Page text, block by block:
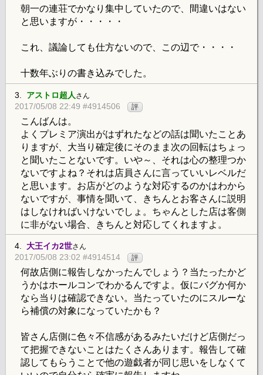
朝一の連荘でかなり集中していたので、間違いはない
と思いますが・・・・・
これ、議論しても仕方ないので、この辺で・・・・
十数年ぶりの書き込みでした。
3. アストロ超人 さん
2017/05/08 22:49 #4914506 評
こんばんは。
よくプレミア演出がはずれたなどの話は聞いたことあ
りますが、大当り確定後にそのまま次の回転はちょっ
と聞いたことないです。いや～、それは心の整理つか
ないですよね？それは店員さんに言っていいレベルだ
と思います。お店がどのような対応するのかはわから
ないですが、事情を聞いて、きちんとお客さんに説明
はしなければいけないでしょ。ちゃんとした店は客側
に非がない場合、きちんと対応してくれますよ。
4. 大王イカ2世さん
2017/05/08 23:02 #4914514 評
何故店側に報告しなかったんでしょう？当たったかど
うかはホールコンでわかるんですよ。仮にバグか何か
なら当りは確認できない。当たっていたのにスルーな
ら補償の対象になっていたかも？
皆さん店側に色々不信感があるみたいだけど店側だっ
て把握できないことはたくさんあります。報告して確
認してもらうことで他の遊戯者が同じ思いをしなくて